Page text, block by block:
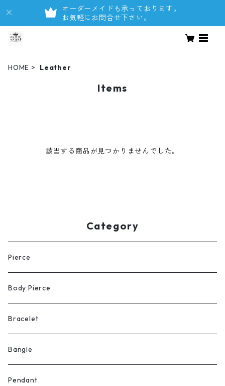
オーダーメイドも承っております。
お気軽にお問合せ下さい。
HOME Leather
Items
該当する商品が見つかりませんでした。
Category
Pierce
Body Pierce
Bracelet
Bangle
Pendant